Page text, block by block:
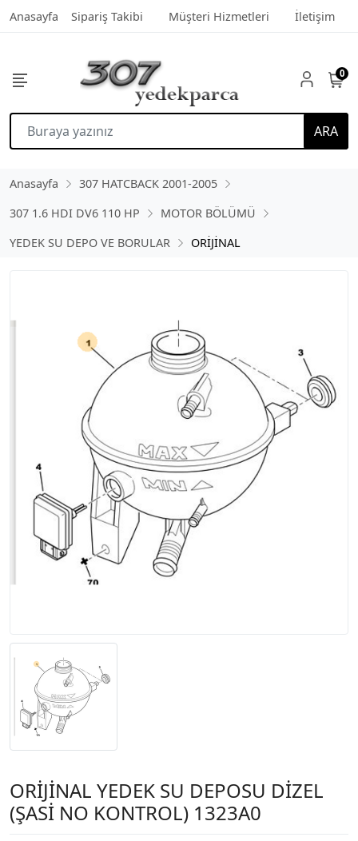
Anasayfa Sipariş Takibi Müşteri Hizmetleri İletişim
ARA
0
Anasayfa
307 HATCBACK 2001-2005
307 1.6 HDI DV6 110 HP
MOTOR BÖLÜMÜ
YEDEK SU DEPO VE BORULAR
ORİJİNAL
ORİJİNAL YEDEK SU DEPOSU DİZEL
(ŞASİ NO KONTROL) 1323A0